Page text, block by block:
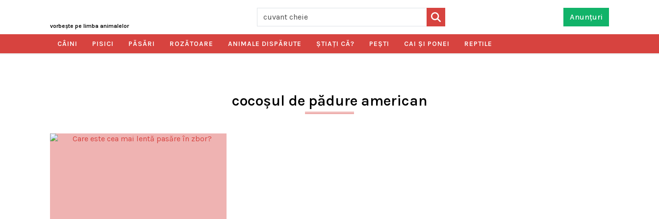
vorbeşte pe limba animalelor
Anunțuri
CÂINI PISICI PĂSĂRI ROZĂTOARE ANIMALE DISPĂRUTE ŞTIAŢI CĂ? PEŞTI CAI ŞI PONEI REPTILE
cocoșul de pădure american